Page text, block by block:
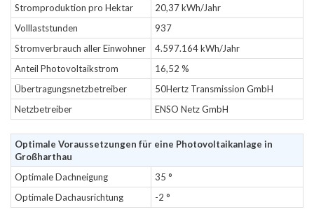
Stromproduktion pro Hektar
20,37 kWh/Jahr
Volllaststunden
937
Stromverbrauch aller Einwohner
4.597.164 kWh/Jahr
Anteil Photovoltaikstrom
16,52 %
Übertragungsnetzbetreiber
50Hertz Transmission GmbH
Netzbetreiber
ENSO Netz GmbH
Optimale Voraussetzungen für eine Photovoltaikanlage in
Großharthau
Optimale Dachneigung
35 °
Optimale Dachausrichtung
-2 °